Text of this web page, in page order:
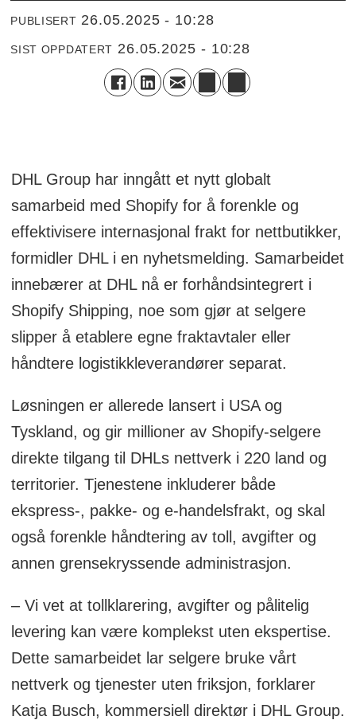
PUBLISERT 26.05.2025 - 10:28
SIST OPPDATERT 26.05.2025 - 10:28
DHL Group har inngått et nytt globalt
samarbeid med Shopify for å forenkle og
effektivisere internasjonal frakt for nettbutikker,
formidler DHL i en nyhetsmelding. Samarbeidet
innebærer at DHL nå er forhåndsintegrert i
Shopify Shipping, noe som gjør at selgere
slipper å etablere egne fraktavtaler eller
håndtere logistikkleverandører separat.
Løsningen er allerede lansert i USA og
Tyskland, og gir millioner av Shopify-selgere
direkte tilgang til DHLs nettverk i 220 land og
territorier. Tjenestene inkluderer både
ekspress-, pakke- og e-handelsfrakt, og skal
også forenkle håndtering av toll, avgifter og
annen grensekryssende administrasjon.
– Vi vet at tollklarering, avgifter og pålitelig
levering kan være komplekst uten ekspertise.
Dette samarbeidet lar selgere bruke vårt
nettverk og tjenester uten friksjon, forklarer
Katja Busch, kommersiell direktør i DHL Group.